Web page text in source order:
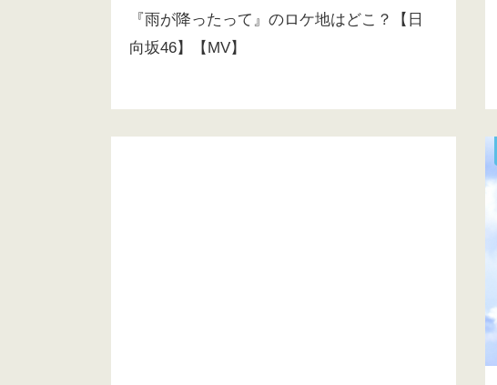
『雨が降ったって』のロケ地はどこ？【日
向坂46】【MV】